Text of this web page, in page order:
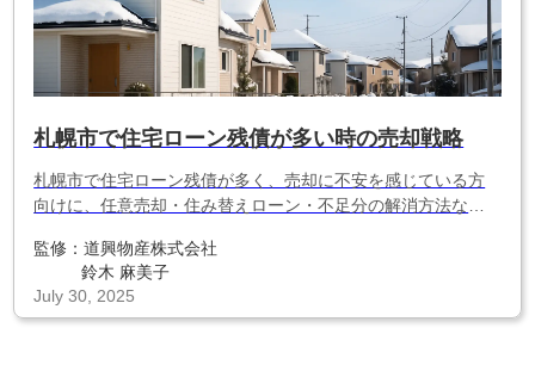
札幌市で住宅ローン残債が多い時の売却戦略
札幌市で住宅ローン残債が多く、売却に不安を感じている方
向けに、任意売却・住み替えローン・不足分の解消方法など
意点も紹介します。
監修：道興物産株式会社
鈴木 麻美子
July 30, 2025